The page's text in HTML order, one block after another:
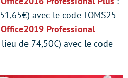
avec le code TOMS25
Professional
de 74,50€) avec le code